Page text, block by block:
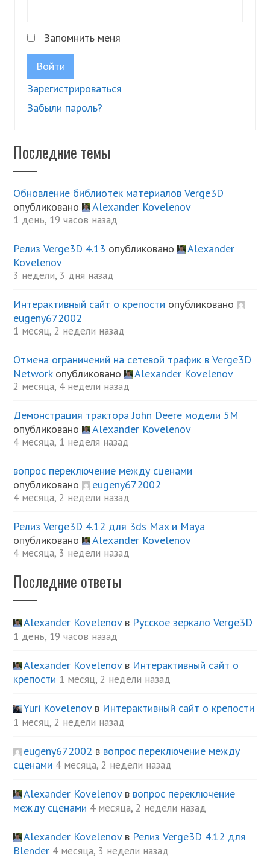
Запомнить меня
Войти
Зарегистрироваться
Забыли пароль?
Последние темы
Обновление библиотек материалов Verge3D
опубликовано
Alexander Kovelenov
1 день, 19 часов назад
Релиз Verge3D 4.13 опубликовано
Alexander
Kovelenov
3 недели, 3 дня назад
Интерактивный сайт о крепости опубликовано
eugeny672002
1 месяц, 2 недели назад
Отмена ограничений на сетевой трафик в Verge3D
Networkопубликовано Alexander Kovelenov
2 месяца, 4 недели назад
Демонстрация трактора John Deere модели 5М
опубликовано
Alexander Kovelenov
4 месяца, 1 неделя назад
вопрос переключение между сценами
опубликовано
eugeny672002
4 месяца, 2 недели назад
Релиз Verge3D 4.12 для 3ds Max и Maya
опубликовано
Alexander Kovelenov
4 месяца, 3 недели назад
Последние ответы
Alexander Kovelenovв Русское зеркало Verge3D
1 день, 19 часов назад
Alexander Kovelenovв Интерактивный сайт о
крепости 1 месяц, 2 недели назад
Yuri Kovelenovв Интерактивный сайт о крепости
1 месяц, 2 недели назад
eugeny672002 в вопрос переключение между
сценами 4 месяца, 2 недели назад
Alexander Kovelenovв вопрос переключение
между сценами 4 месяца, 2 недели назад
Alexander Kovelenovв Релиз Verge3D 4.12 для
Blender 4 месяца, 3 недели назад